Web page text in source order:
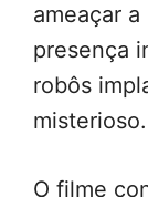
ameaçar
presença
robôs
misterioso.
O filme